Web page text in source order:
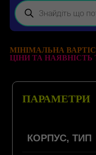
МІНІМАЛЬНА
ЦІНИ ТА НАЯВНІСТЬ
ПАРАМЕТРИ
КОРПУС, ТИП